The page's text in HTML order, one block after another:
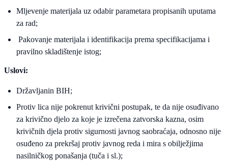
Mljevenje materijala uz odabir parametara propisanih uputama
za rad;
Pakovanje materijala i identifikacija prema specifikacijama i
pravilno skladištenje istog;
Uslovi:
Državljanin BIH;
Protiv lica nije pokrenut krivični postupak, te da nije osuđivano
za krivično djelo za koje je izrečena zatvorska kazna, osim
krivičnih djela protiv sigurnosti javnog saobraćaja, odnosno nije
osuđeno za prekršaj protiv javnog reda i mira s obilježjima
nasilničkog ponašanja (tuča i sl.);